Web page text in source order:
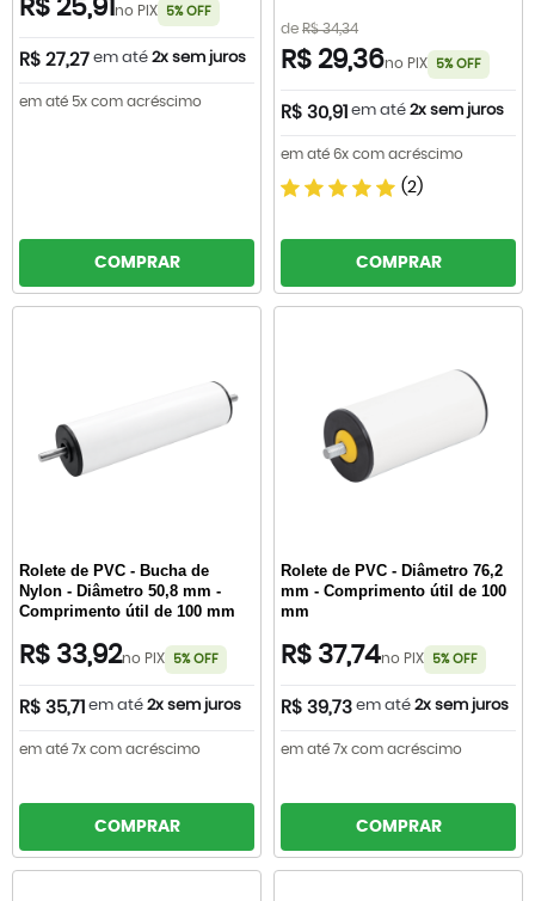
R$ 25,91 no PIX 5% OFF
R$ 27,27 em até 2x sem juros
em até 5x com acréscimo
COMPRAR
de R$ 34,34
R$ 29,36no PIX 5% OFF
R$ 30,91 em até 2x sem juros
em até 6x com acréscimo
(2)
COMPRAR
Rolete de PVC - Bucha de
Nylon - Diâmetro 50,8 mm -
Comprimento útil de 100 mm
R$ 33,92no PIX 5% OFF
R$ 35,71 em até 2x sem juros
em até 7x com acréscimo
COMPRAR
Rolete de PVC - Diâmetro 76,2
mm - Comprimento útil de 100
mm
R$ 37,74no PIX 5% OFF
R$ 39,73 em até 2x sem juros
em até 7x com acréscimo
COMPRAR